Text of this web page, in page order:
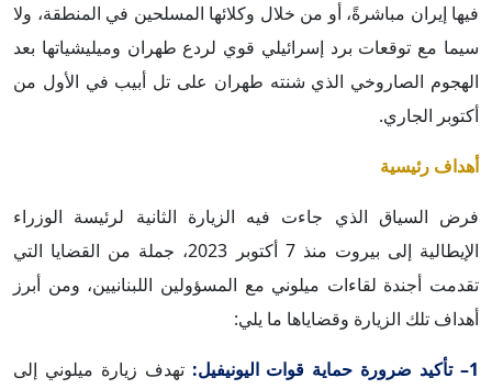
فيها إيران مباشرةً، أو من خلال وكلائها المسلحين في المنطقة، ولا
سيما مع توقعات برد إسرائيلي قوي لردع طهران وميليشياتها بعد
الهجوم الصاروخي الذي شنته طهران على تل أبيب في الأول من
أكتوبر الجاري.
أهداف رئيسية
فرض السياق الذي جاءت فيه الزيارة الثانية لرئيسة الوزراء
الإيطالية إلى بيروت منذ 7 أكتوبر 2023، جملة من القضايا التي
تقدمت أجندة لقاءات ميلوني مع المسؤولين اللبنانيين، ومن أبرز
أهداف تلك الزيارة وقضاياها ما يلي:
1– تأكيد ضرورة حماية قوات اليونيفيل:
تهدف زيارة ميلوني إلى